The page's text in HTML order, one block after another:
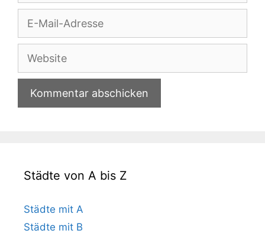
Adresse
Website
Städte von A bis Z
Städte mit A
Städte mit B